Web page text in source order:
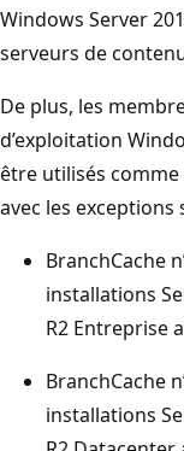
Windows Server
serveurs de
De plus, les
d’exploitation
être utilisés comme
avec les exceptions
BranchCache
installations
R2 Entreprise
BranchCache
installations